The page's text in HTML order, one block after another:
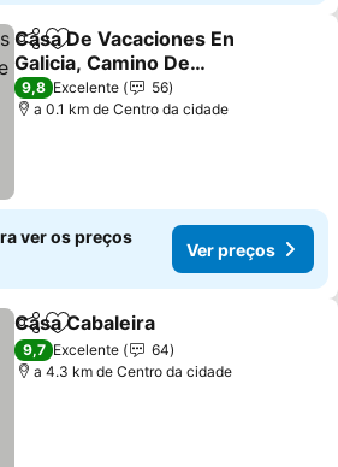
PartilharAdicionar aos favoritos
Casa De Vacaciones En
Galicia, Camino De
Santiago, Via De La Plata
Ver preços
9,8 Excelente
56
a 0.1 km de Centro da cidade
ver os preços
Ver preços
PartilharAdicionar aos favoritos
Casa Cabaleira
9,7 Excelente
64
a 4.3 km de Centro da cidade